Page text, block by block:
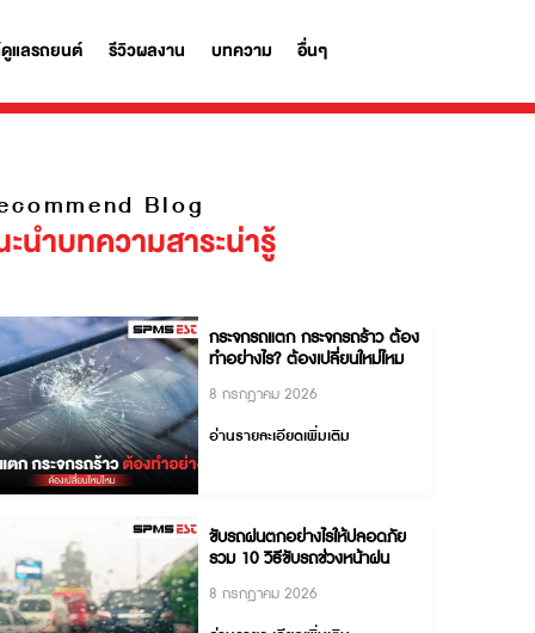
ผลิตภัณฑ์ดูแลรถยนต์ รีวิวผลงาน
Recommend Blog
แนะนำบทความสาระน่ารู้